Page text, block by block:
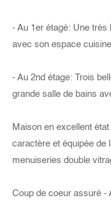
- Au 1er étagé: Une très
avec son espace
- Au 2nd étage: Trois
grande salle de bains
Maison en excellent
caractère et équipée de
menuiseries double
Coup de coeur assuré -